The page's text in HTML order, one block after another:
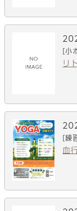
[小
リ
[練
血